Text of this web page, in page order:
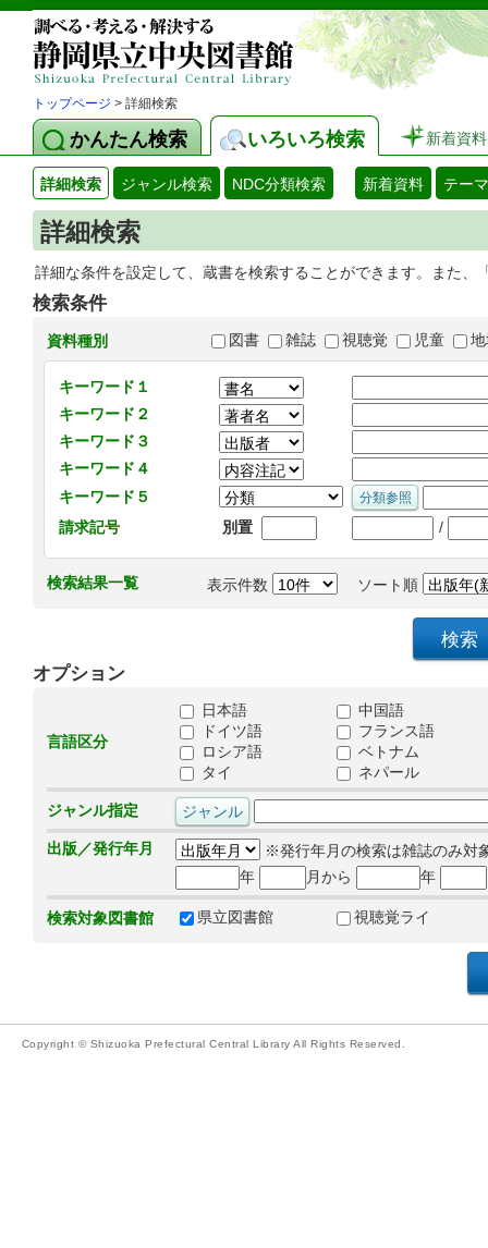
トップページ > 詳細検索
かんたん検索 いろいろ検索 新着資料
詳細検索 ジャンル検索 NDC分類検索 新着資料 テー
詳細検索
詳細な条件を設定して、蔵書を検索することができます。また
検索条件
資料種別 図書 雑誌 視聴覚 児童
キーワード１
キーワード２
キーワード３
キーワード４
キーワード５
請求記号
別置 /
検索結果一覧 表示件数 ソート順
オプション
言語区分
日本語
中国語
ドイツ語
フランス語
ロシア語
ベトナム
タイ
ネパール
ジャンル指定
出版／発行年月
※発行年月の検索は雑誌のみ対
年
月から 年
検索対象図書館 県立図書館 視聴覚ライ
Copyright © Shizuoka Prefectural Central Library All Rights Reserved.